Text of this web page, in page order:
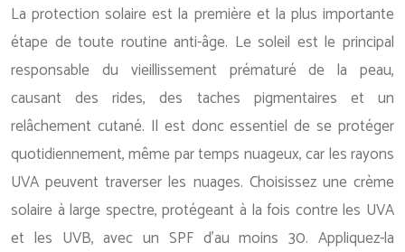
La protection solaire est la première et la plus importante
étape de toute routine anti-âge. Le soleil est le principal
responsable du vieillissement prématuré de la peau,
causant des rides, des taches pigmentaires et un
relâchement cutané. Il est donc essentiel de se protéger
quotidiennement, même par temps nuageux, car les rayons
UVA peuvent traverser les nuages. Choisissez une crème
solaire à large spectre, protégeant à la fois contre les UVA
et les UVB, avec un SPF d’au moins 30. Appliquez-la